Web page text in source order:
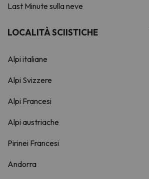
Last Minute sulla neve
LOCALITÀ SCIISTICHE
Alpi italiane
Alpi Svizzere
Alpi Francesi
Alpi austriache
Pirinei Francesi
Andorra